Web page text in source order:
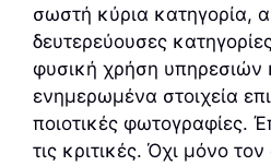
σωστή κύρια κατηγορία,
δευτερεύουσες
φυσική χρήση υπηρεσιών
ενημερωμένα στοιχεία
ποιοτικές φωτογραφίες.
τις κριτικές. Όχι μόνο